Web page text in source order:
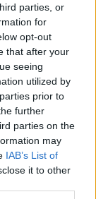
parties, or
for
opt-out
that after your
seeing
utilized by
prior to
further
parties on the
may
IAB’s List of
it to other
την
του
γόνατα
και τη
και
και την
.Την